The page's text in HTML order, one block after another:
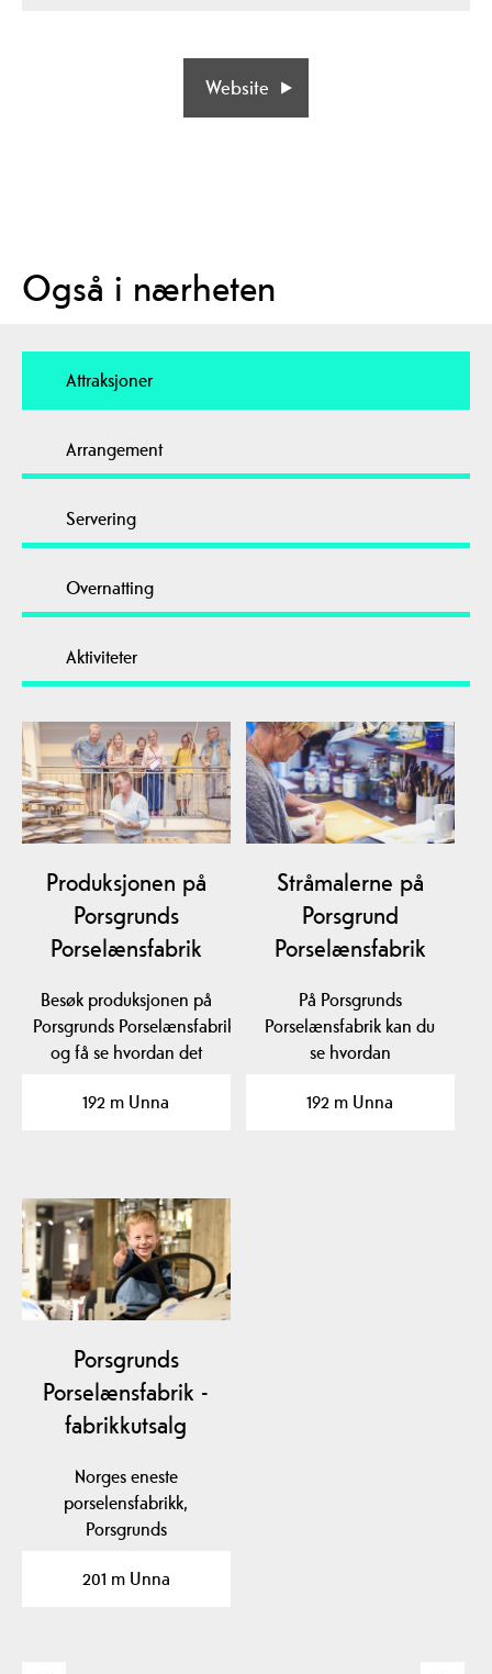
Website
Også i nærheten
Attraksjoner
Arrangement
Servering
Overnatting
Aktiviteter
Produksjonen på
Porsgrunds
Porselænsfabrik
Besøk produksjonen på
Porsgrunds Porselænsfabrik
og få se hvordan det
192 m Unna
Stråmalerne på
Porsgrund
Porselænsfabrik
På Porsgrunds
Porselænsfabrik kan du
se hvordan
dekorerer porselen,…
192 m Unna
Porsgrunds
Porselænsfabrik -
fabrikkutsalg
Norges eneste
porselensfabrikk,
Porsgrunds
Porsgrunn og er…
201 m Unna